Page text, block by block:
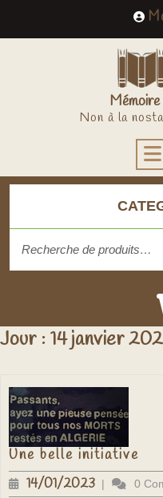
Non à la
pour :
Jour : 14 janvier
Une belle initiative
14/01/202314/01/2023
| 0